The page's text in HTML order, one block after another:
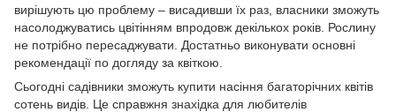
вирішують цю проблему – висадивши їх раз, власники зможуть
насолоджуватись цвітінням впродовж декількох років. Рослину
не потрібно пересаджувати. Достатньо виконувати основні
рекомендації по догляду за квіткою.
Сьогодні садівники зможуть купити насіння багаторічних квітів
сотень видів. Це справжня знахідка для любителів